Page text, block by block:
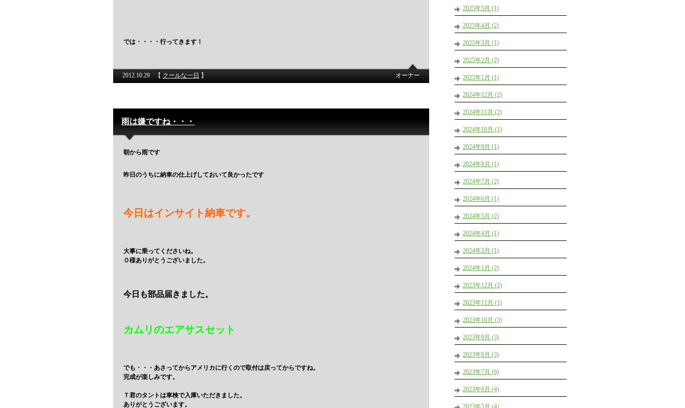
では・・・・行ってきます！
2012.10.29 【 クールな一日 】 オーナー
雨は嫌ですね・・・
朝から雨です
昨日のうちに納車の仕上げしておいて良かったです
今日はインサイト納車です。
大事に乗ってくださいね。
Ｏ様ありがとうございました。
今日も部品届きました。
カムリのエアサスセット
でも・・・あさってからアメリカに行くので取付は戻ってからですね。
完成が楽しみです。
Ｔ君のタントは車検で入庫いただきました。
ありがとうございます。
2025年5月 (1)
2025年4月 (2)
2025年3月 (1)
2025年2月 (2)
2025年1月 (1)
2024年12月 (2)
2024年11月 (2)
2024年10月 (1)
2024年9月 (1)
2024年8月 (1)
2024年7月 (2)
2024年6月 (1)
2024年5月 (2)
2024年4月 (1)
2024年2月 (1)
2024年1月 (2)
2023年12月 (2)
2023年11月 (1)
2023年10月 (3)
2023年9月 (3)
2023年8月 (3)
2023年7月 (6)
2023年6月 (4)
2023年5月 (4)